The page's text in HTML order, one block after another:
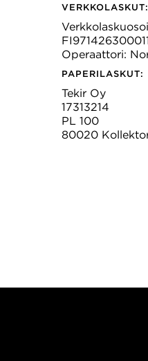
VERKKOLASKUT:
Operaattori:
PAPERILASKUT:
Tekir Oy
17313214
PL 100
80020